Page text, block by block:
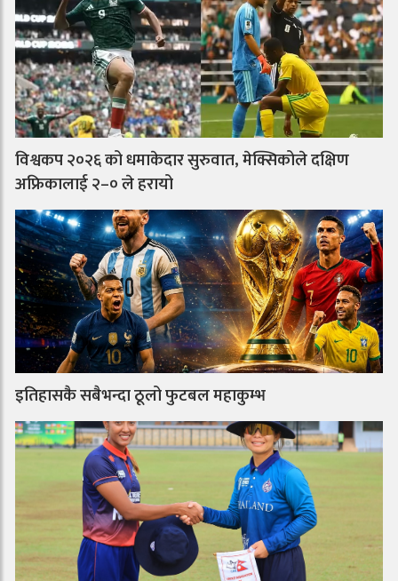
विश्वकप २०२६ को धमाकेदार सुरुवात, मेक्सिकोले दक्षिण
अफ्रिकालाई २–० ले हरायो
इतिहासकै सबैभन्दा ठूलो फुटबल महाकुम्भ